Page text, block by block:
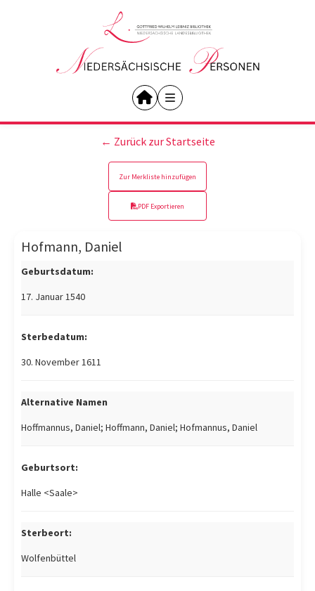
← Zurück zur Startseite
Zur Merkliste hinzufügen
PDF Exportieren
Hofmann, Daniel
Geburtsdatum:
17. Januar 1540
Sterbedatum:
30. November 1611
Alternative Namen
Hoffmannus, Daniel; Hoffmann, Daniel; Hofmannus, Daniel
Geburtsort:
Halle <Saale>
Sterbeort:
Wolfenbüttel